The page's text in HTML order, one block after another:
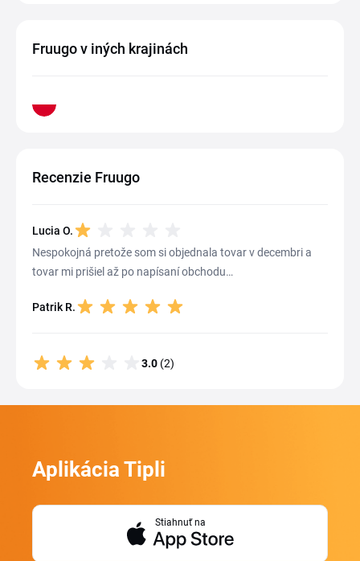
Fruugo v iných krajinách
Recenzie Fruugo
Lucia O.
Nespokojná pretože som si objednala tovar v decembri a
tovar mi prišiel až po napísaní obchodu…
Patrik R.
3.0 (2)
Aplikácia Tipli
Stiahnuť na